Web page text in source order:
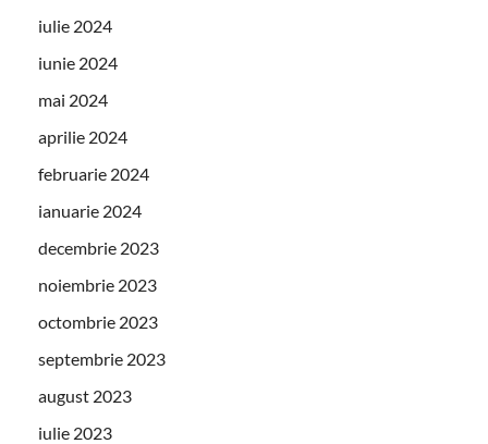
iulie 2024
iunie 2024
mai 2024
aprilie 2024
februarie 2024
ianuarie 2024
decembrie 2023
noiembrie 2023
octombrie 2023
septembrie 2023
august 2023
iulie 2023